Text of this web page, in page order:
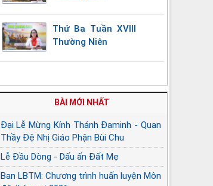
Thứ Ba Tuần XVIII
Thường Niên
BÀI MỚI NHẤT
Đại Lễ Mừng Kính Thánh Đaminh - Quan
Thầy Đệ Nhị Giáo Phận Bùi Chu
Lễ Đầu Dòng - Dấu ấn Đất Mẹ
Ban LBTM: Chương trình huấn luyện Môn